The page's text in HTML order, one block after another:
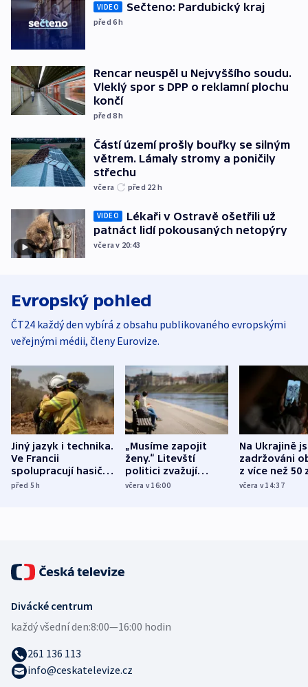
VIDEO Sečteno: Pardubický kraj
před 6h
Rencar neuspěl u Nejvyššího soudu.
Vleklý spor s DPP o reklamní plochu
končí
před 8h
Částí území prošly bouřky se silným
větrem. Lámaly stromy a poničily
střechu
včera před 22 h
VIDEO
Lékaři v Ostravě ošetřili už
patnáct lidí pokousaných netopýry
včera v 20:43
Evropský pohled
ČT24 každý den vybírá z obsahu publikovaného evropskými
veřejnými médii, členy Eurovize.
Jiný jazyk i technika.
Ve Francii
spolupracují hasiči z
různých zemí
před 5h
„Musíme zapojit
ženy.“ Litevští
politici zvažují
dohodu o
včera v 16:00
Na Ukrajině
zadržováni
z více než 50
Bojovali na
včera v 14:37
Divácké centrum
každý všední den:8:00—16:00 hodin
261 136 113
info@ceskatelevize.cz